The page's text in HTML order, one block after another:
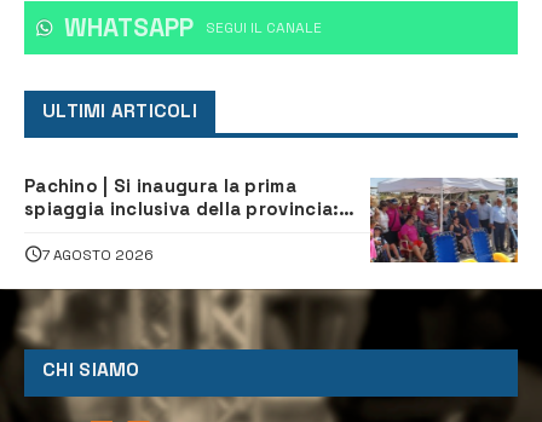
WHATSAPP ‎SEGUI IL CANALE
ULTIMI ARTICOLI
Pachino | Si inaugura la prima
spiaggia inclusiva della provincia:
tutti
7 AGOSTO 2026
CHI SIAMO